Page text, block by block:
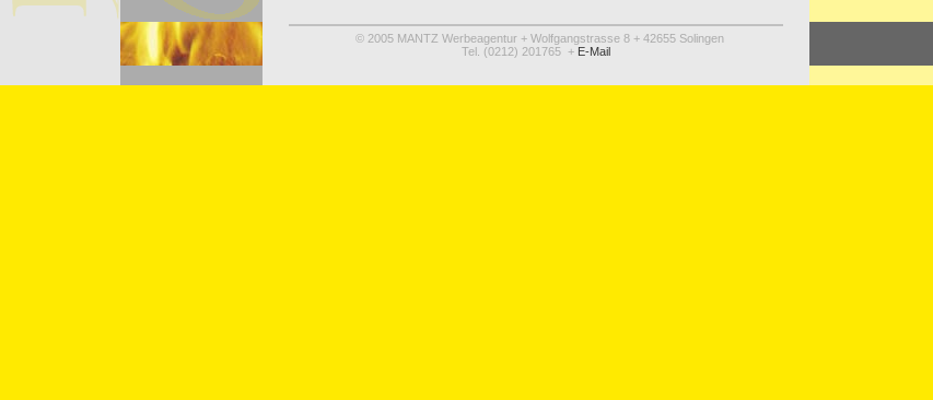
© 2005 MANTZ Werbeagentur + Wolfgangstrasse 8 + 42655 Solingen
Tel. (0212) 201765 + E-Mail